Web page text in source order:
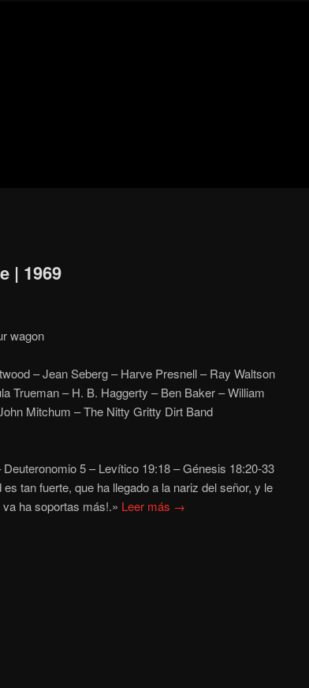
| 1969
wagon
– Jean Seberg – Harve Presnell – Ray Waltson
Trueman – H. B. Haggerty – Ben Baker – William
Mitchum – The Nitty Gritty Dirt Band
Deuteronomio 5 – Levítico 19:18 – Génesis 18:20-33
es tan fuerte, que ha llegado a la nariz del señor, y le
ha soportas más!.» Leer más →